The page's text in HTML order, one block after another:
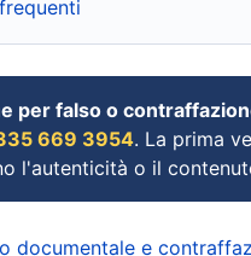
per falso o
669 3954. La prima
l'autenticità o il
documentale e